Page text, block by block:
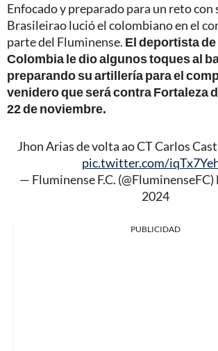
Enfocado y preparado para un reto con
Brasileirao lució el colombiano en el
parte del Fluminense. El deportista
Colombia le dio algunos toques al
preparando su artillería para el
venidero que será contra Fortaleza
22 de noviembre.
Jhon Arias de volta ao CT Carlos
pic.twitter.com/
— Fluminense F.C. (@FluminenseFC)
2024
PUBLICIDAD